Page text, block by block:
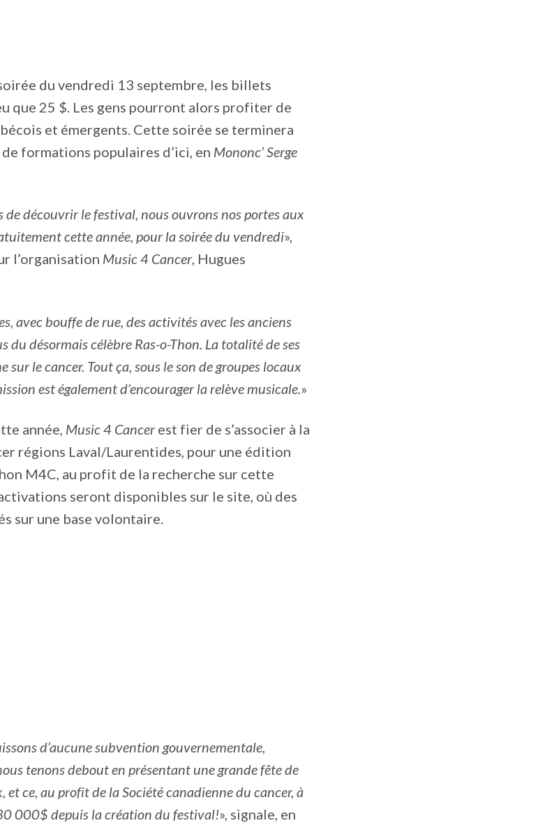
du vendredi 13 septembre, les billets
que 25 $. Les gens pourront alors profiter de
et émergents. Cette soirée se terminera
formations populaires d’ici, en Mononc’ Serge
de découvrir le festival, nous ouvrons nos portes aux
cette année, pour la soirée du vendredi»,
l’organisation Music 4 Cancer, Hugues
avec bouffe de rue, des activités avec les anciens
du désormais célèbre Ras-o-Thon. La totalité de ses
sur le cancer. Tout ça, sous le son de groupes locaux
est également d’encourager la relève musicale.»
année, Music 4 Cancerest fier de s’associer à la
régions Laval/Laurentides, pour une édition
M4C, au profit de la recherche sur cette
seront disponibles sur le site, où des
sur une base volontaire.
d’aucune subvention gouvernementale,
tenons debout en présentant une grande fête de
ce, au profit de la Société canadienne du cancer, à
000$ depuis la création du festival!», signale, en